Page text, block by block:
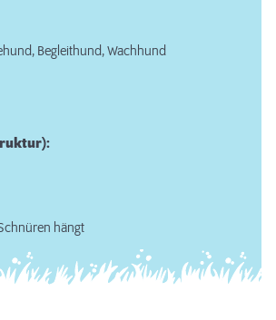
Begleithund, Wachhund
hängt